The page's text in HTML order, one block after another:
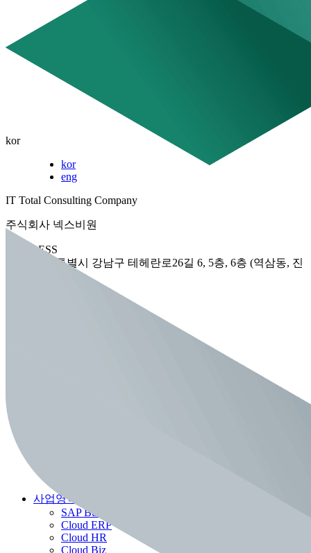
kor
kor
eng
IT Total Consulting Company
주식회사 넥스비원
ADDRESS
서울특별시 강남구 테헤란로26길 6, 5층, 6층 (역삼동, 진
사업영역
SAP Business One ERP
Cloud ERP
Cloud HR
Cloud Biz